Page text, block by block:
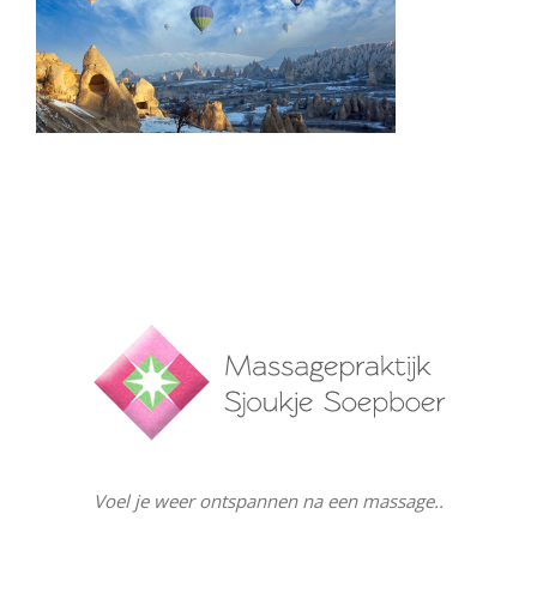
Voel je weer ontspannen na een massage..